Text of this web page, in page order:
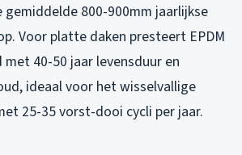
800-900mm jaarlijkse
Voor platte daken presteert EPDM
40-50 jaar levensduur en
ideaal voor het wisselvallige
25-35 vorst-dooi cycli per jaar.